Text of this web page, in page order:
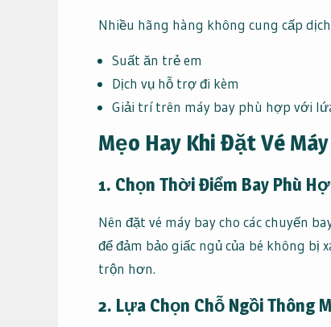
Nhiều hãng hàng không cung cấp
Suất ăn trẻ em
Dịch vụ hỗ trợ đi kèm
Giải trí trên máy bay phù hợp với
Mẹo Hay Khi Đặt Vé
1. Chọn Thời Điểm Bay Phù
Nên đặt vé máy bay cho các chuyến
để đảm bảo giấc ngủ của bé không bị
trộn hơn.
2. Lựa Chọn Chỗ Ngồi Thông